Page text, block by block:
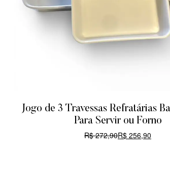
Jogo de 3 Travessas Refratárias
Para Servir ou Forno
R$272,90R$ 256,90